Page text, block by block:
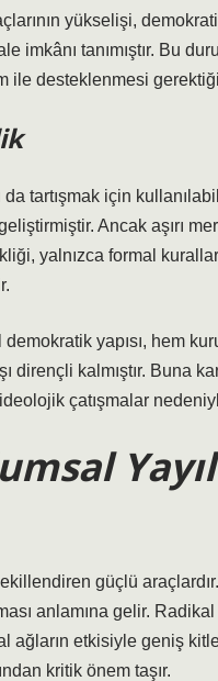
yükselişi,
imkânı tanımıştır. Bu
ile desteklenmesi
tartışmak için
Ancak aşırı
yalnızca formal
yapısı, hem
kalmıştır. Buna
çatışmalar
güçlü
anlamına gelir.
ağların etkisiyle geniş
kritik önem taşır.